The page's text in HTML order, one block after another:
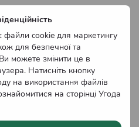
файли cookie для маркетингу
для безпечної та
можете змінити це в
Натисніть кнопку
на використання файлів
на сторінці Угода